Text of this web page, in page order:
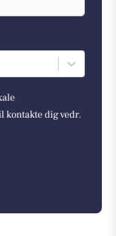
kontakte dig vedr.